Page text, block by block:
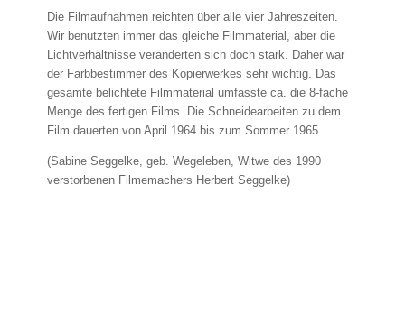
Die Filmaufnahmen reichten über alle vier Jahreszeiten.
Wir benutzten immer das gleiche Filmmaterial, aber die
Lichtverhältnisse veränderten sich doch stark. Daher war
der Farbbestimmer des Kopierwerkes sehr wichtig. Das
gesamte belichtete Filmmaterial umfasste ca. die 8-fache
Menge des fertigen Films. Die Schneidearbeiten zu dem
Film dauerten von April 1964 bis zum Sommer 1965.
(Sabine Seggelke, geb. Wegeleben, Witwe des 1990
verstorbenen Filmemachers Herbert Seggelke)